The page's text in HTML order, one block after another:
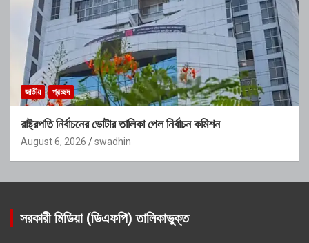
জাতীয় প্রচ্ছদ
রাষ্ট্রপতি নির্বাচনের ভোটার তালিকা পেল নির্বাচন কমিশন
August 6, 2026 swadhin
সরকারী মিডিয়া (ডিএফপি) তালিকাভুক্ত